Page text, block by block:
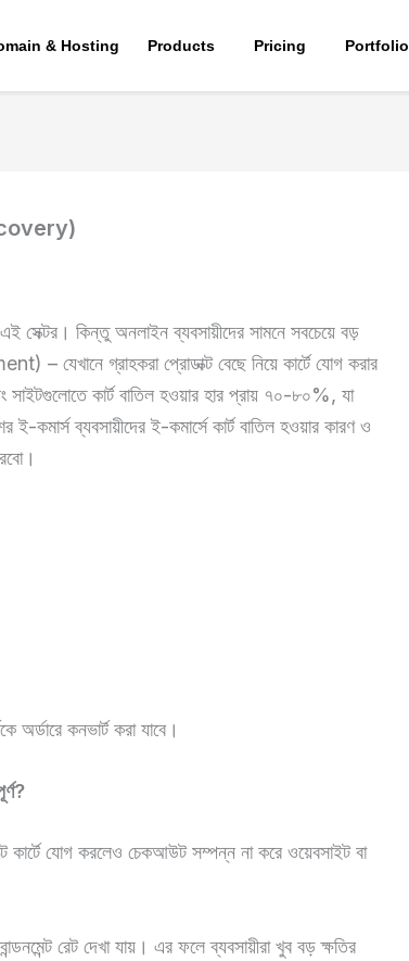
& Hosting Products Pricing Portfolio
সেক্টর। কিন্তু অনলাইন ব্যবসায়ীদের সামনে সবচেয়ে বড়
যেখানে গ্রাহকরা প্রোডাক্ট বেছে নিয়ে কার্টে যোগ করার
সাইটগুলোতে কার্ট বাতিল হওয়ার হার প্রায় ৭০-৮০%, যা
কমার্স ব্যবসায়ীদের ই-কমার্সে কার্ট বাতিল হওয়ার কারণ ও
অর্ডারে কনভার্ট করা যাবে।
কার্টে যোগ করলেও চেকআউট সম্পন্ন না করে ওয়েবসাইট বা
রেট দেখা যায়। এর ফলে ব্যবসায়ীরা খুব বড় ক্ষতির